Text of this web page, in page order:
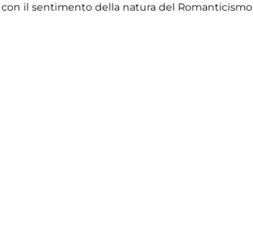
il sentimento della natura del Romanticismo